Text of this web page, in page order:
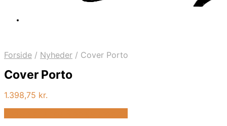
Forside / Nyheder / Cover Porto
Cover Porto
1.398,75 kr.